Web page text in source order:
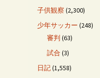
子供観察 (2,300)
少年サッカー (248)
審判 (63)
試合 (3)
日記(1,558)